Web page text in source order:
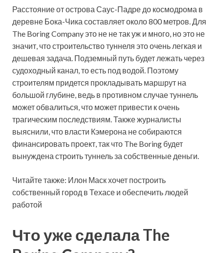
Расстояние от острова Саус-Падре до космодрома в
деревне Бока-Чика составляет около 800 метров. Для
The Boring Company это не не так уж и много, но это не
значит, что строительство туннеля это очень легкая и
дешевая задача. Подземный путь будет лежать через
судоходный канал, то есть под водой. Поэтому
строителям придется прокладывать маршрут на
большой глубине, ведь в противном случае туннель
может обвалиться, что может привести к очень
трагическим последствиям. Также журналисты
выяснили, что власти Кэмерона не собираются
финансировать проект, так что The Boring будет
вынуждена строить туннель за собственные деньги.
Читайте также: Илон Маск хочет построить
собственный город в Техасе и обеспечить людей
работой
Что уже сделала The